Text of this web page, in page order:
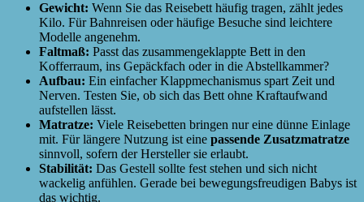
Gewicht: Wenn Sie das Reisebett häufig tragen, zählt jedes
Kilo. Für Bahnreisen oder häufige Besuche sind leichtere
Modelle angenehm.
Faltmaß: Passt das zusammengeklappte Bett in den
Kofferraum, ins Gepäckfach oder in die Abstellkammer?
Aufbau: Ein einfacher Klappmechanismus spart Zeit und
Nerven. Testen Sie, ob sich das Bett ohne Kraftaufwand
aufstellen lässt.
Matratze: Viele Reisebetten bringen nur eine dünne Einlage
mit. Für längere Nutzung ist eine passende Zusatzmatratze
sinnvoll, sofern der Hersteller sie erlaubt.
Stabilität: Das Gestell sollte fest stehen und sich nicht
wackelig anfühlen. Gerade bei bewegungsfreudigen Babys ist
das wichtig.